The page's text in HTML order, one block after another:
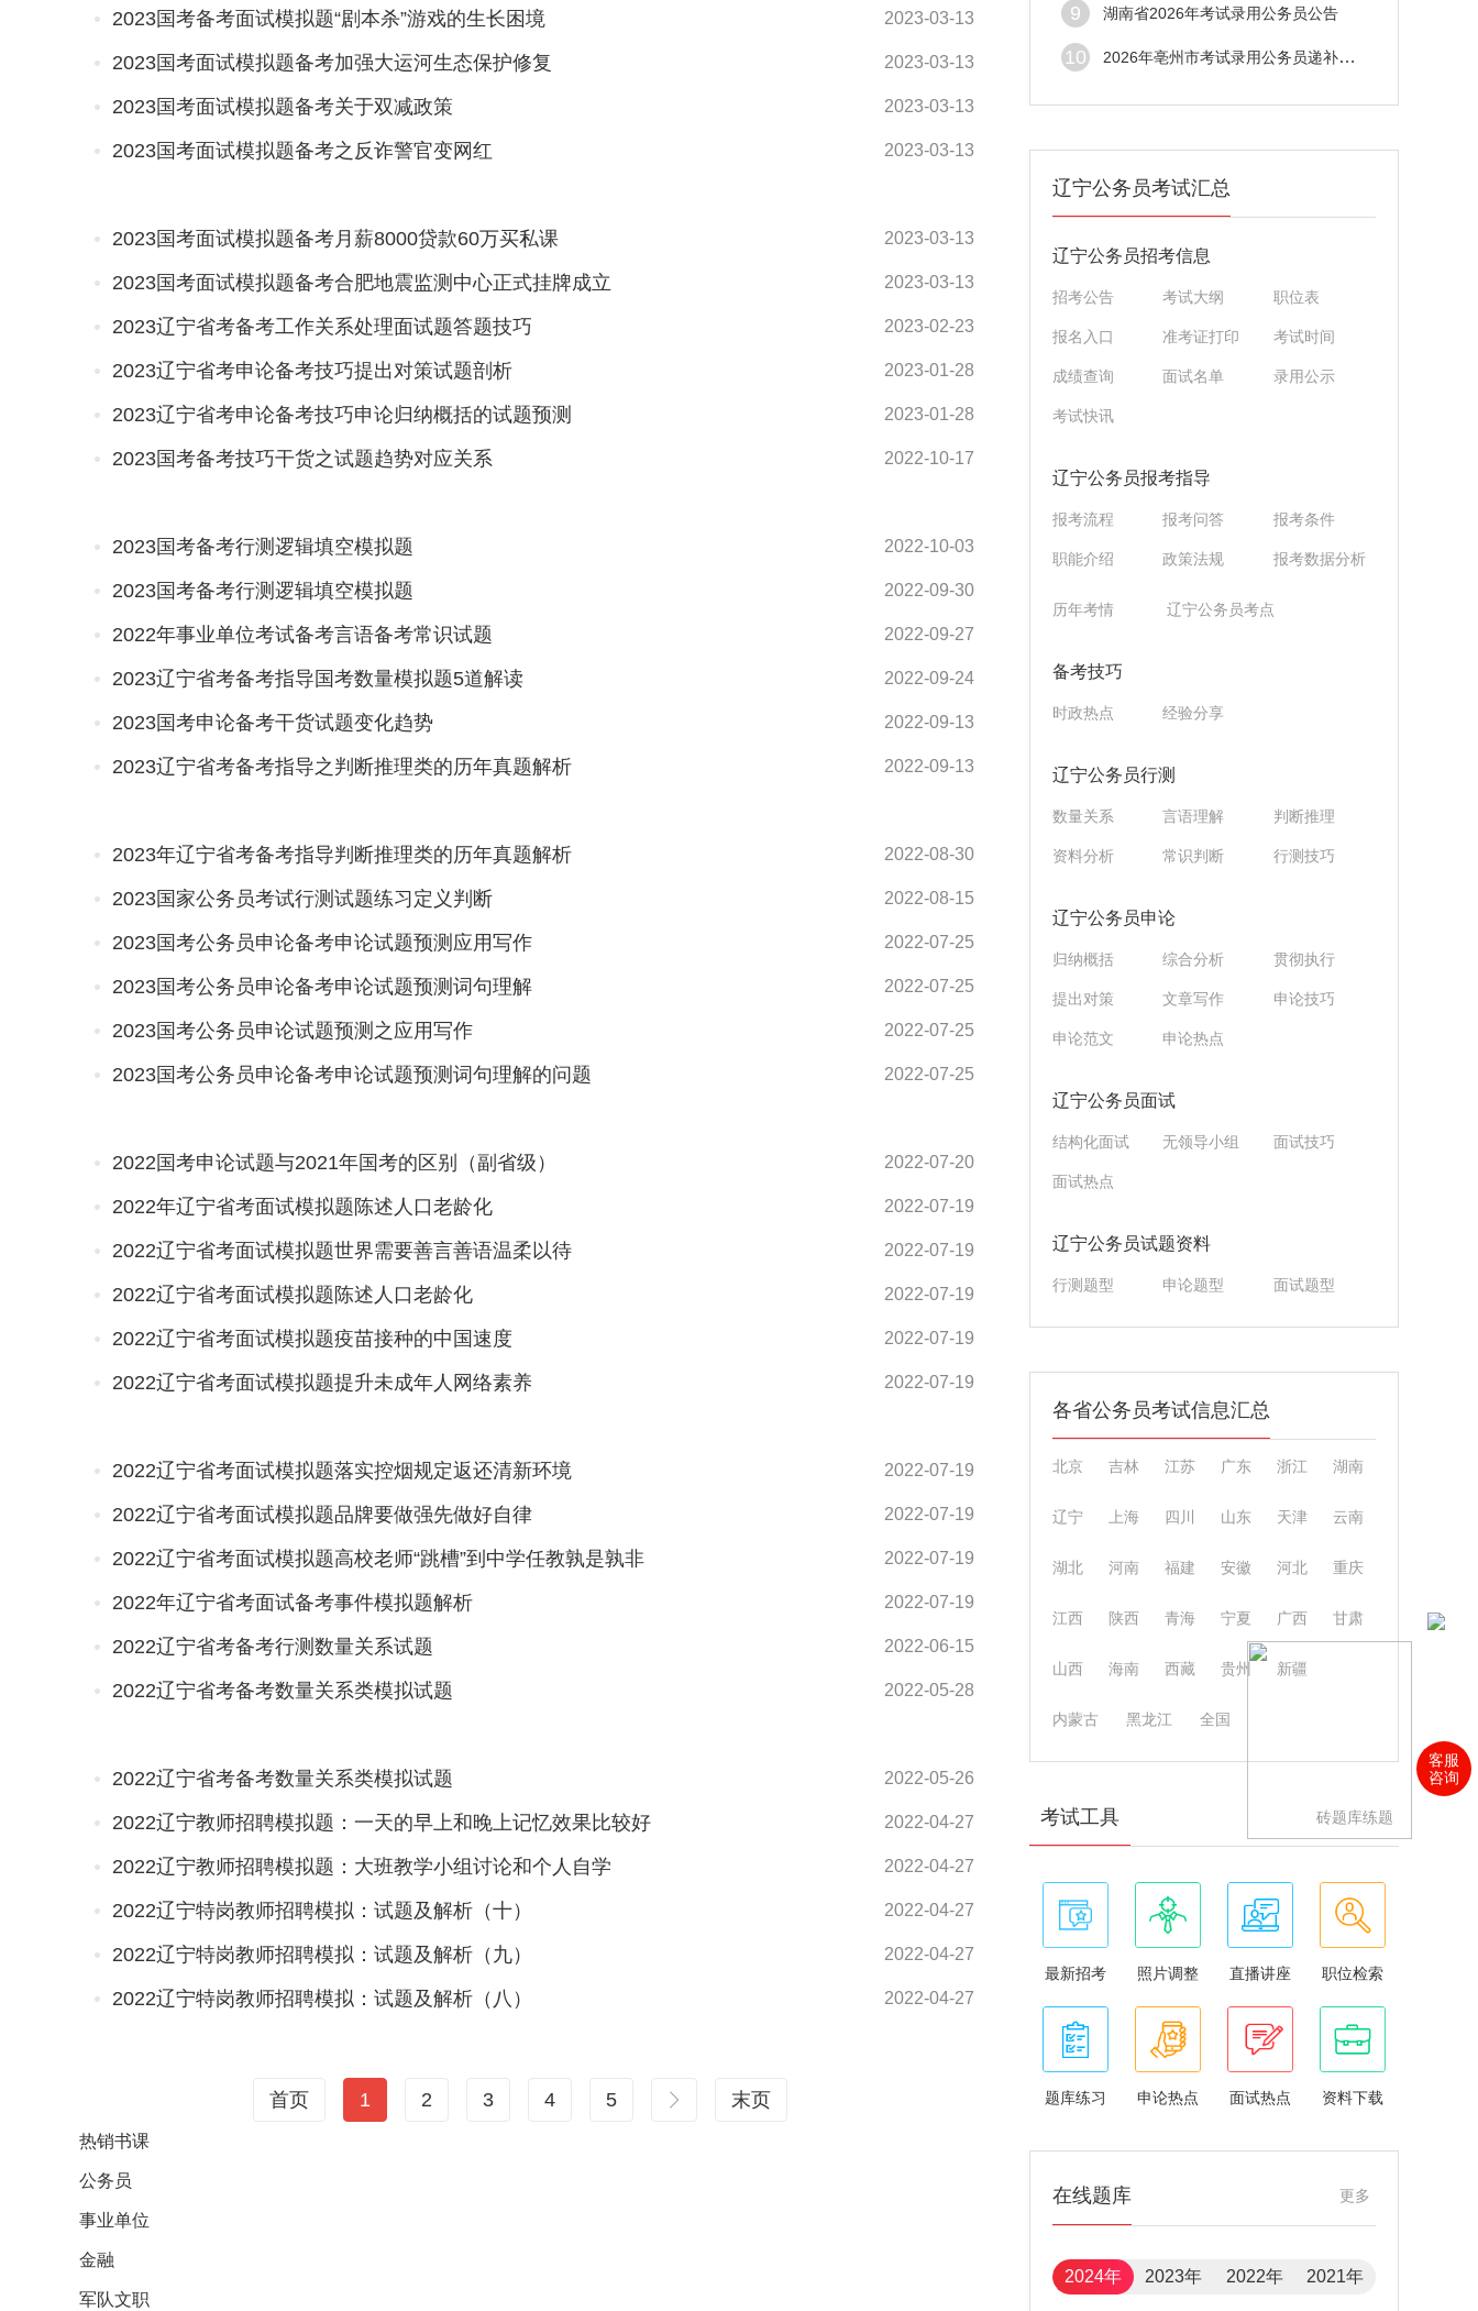
2023-03-13
2023国考备考面试模拟题“剧本杀”游戏的生长困境
2023-03-13
2023国考面试模拟题备考加强大运河生态保护修复
2023-03-13
2023国考面试模拟题备考关于双减政策
2023-03-13
2023国考面试模拟题备考之反诈警官变网红
2023-03-13
2023国考面试模拟题备考月薪8000贷款60万买私课
2023-03-13
2023国考面试模拟题备考合肥地震监测中心正式挂牌成立
2023-02-23
2023辽宁省考备考工作关系处理面试题答题技巧
2023-01-28
2023辽宁省考申论备考技巧提出对策试题剖析
2023-01-28
2023辽宁省考申论备考技巧申论归纳概括的试题预测
2022-10-17
2023国考备考技巧干货之试题趋势对应关系
2022-10-03
2023国考备考行测逻辑填空模拟题
2022-09-30
2023国考备考行测逻辑填空模拟题
2022-09-27
2022年事业单位考试备考言语备考常识试题
2022-09-24
2023辽宁省考备考指导国考数量模拟题5道解读
2022-09-13
2023国考申论备考干货试题变化趋势
2022-09-13
2023辽宁省考备考指导之判断推理类的历年真题解析
2022-08-30
2023年辽宁省考备考指导判断推理类的历年真题解析
2022-08-15
2023国家公务员考试行测试题练习定义判断
2022-07-25
2023国考公务员申论备考申论试题预测应用写作
2022-07-25
2023国考公务员申论备考申论试题预测词句理解
2022-07-25
2023国考公务员申论试题预测之应用写作
2022-07-25
2023国考公务员申论备考申论试题预测词句理解的问题
2022-07-20
2022国考申论试题与2021年国考的区别（副省级）
2022-07-19
2022年辽宁省考面试模拟题陈述人口老龄化
2022-07-19
2022辽宁省考面试模拟题世界需要善言善语温柔以待
2022-07-19
2022辽宁省考面试模拟题陈述人口老龄化
2022-07-19
2022辽宁省考面试模拟题疫苗接种的中国速度
2022-07-19
2022辽宁省考面试模拟题提升未成年人网络素养
2022-07-19
2022辽宁省考面试模拟题落实控烟规定返还清新环境
2022-07-19
2022辽宁省考面试模拟题品牌要做强先做好自律
2022-07-19
2022辽宁省考面试模拟题高校老师“跳槽”到中学任教孰是孰非
2022-07-19
2022年辽宁省考面试备考事件模拟题解析
2022-06-15
2022辽宁省考备考行测数量关系试题
2022-05-28
2022辽宁省考备考数量关系类模拟试题
2022-05-26
2022辽宁省考备考数量关系类模拟试题
2022-04-27
2022辽宁教师招聘模拟题：一天的早上和晚上记忆效果比较好
2022-04-27
2022辽宁教师招聘模拟题：大班教学小组讨论和个人自学
2022-04-27
2022辽宁特岗教师招聘模拟：试题及解析（十）
2022-04-27
2022辽宁特岗教师招聘模拟：试题及解析（九）
2022-04-27
2022辽宁特岗教师招聘模拟：试题及解析（八）
首页 1 2 3 4 5 末页
热销书课
公务员
事业单位
金融
军队文职
9 湖南省2026年考试录用公务员公告
10 2026年亳州市考试录用公务员递补体检公告（五）
辽宁公务员考试汇总
辽宁公务员招考信息
招考公告 考试大纲 职位表
报名入口 准考证打印 考试时间
成绩查询 面试名单 录用公示
考试快讯
辽宁公务员报考指导
报考流程 报考问答 报考条件
职能介绍 政策法规 报考数据分析
历年考情 辽宁公务员考点
备考技巧
时政热点 经验分享
辽宁公务员行测
数量关系 言语理解 判断推理
资料分析 常识判断 行测技巧
辽宁公务员申论
归纳概括 综合分析 贯彻执行
提出对策 文章写作 申论技巧
申论范文 申论热点
辽宁公务员面试
结构化面试 无领导小组 面试技巧
面试热点
辽宁公务员试题资料
行测题型 申论题型 面试题型
各省公务员考试信息汇总
北京 吉林 江苏 广东 浙江 湖南
辽宁 上海 四川 山东 天津 云南
湖北 河南 福建 安徽 河北 重庆
江西 陕西 青海 宁夏 广西 甘肃
山西 海南 西藏 贵州 新疆
内蒙古 黑龙江 全国
砖题库练题
考试工具
最新招考 照片调整 直播讲座 职位检索
题库练习 申论热点 面试热点 资料下载
更多
在线题库
2024年 2023年 2022年 2021年
客服
咨询